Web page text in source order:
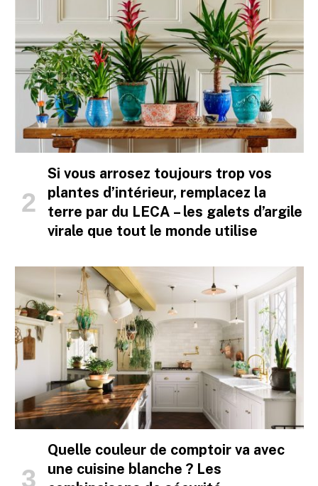
Si vous arrosez toujours trop vos
plantes d’intérieur, remplacez la
terre par du LECA – les galets d’argile
virale que tout le monde utilise
Quelle couleur de comptoir va avec
une cuisine blanche ? Les